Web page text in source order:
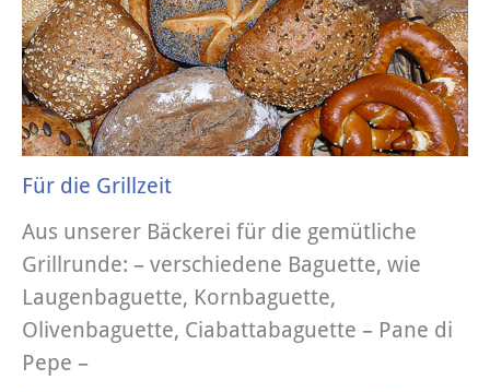
Für die Grillzeit
Aus unserer Bäckerei für die gemütliche
Grillrunde: – verschiedene Baguette, wie
Laugenbaguette, Kornbaguette,
Olivenbaguette, Ciabattabaguette – Pane di
Pepe –